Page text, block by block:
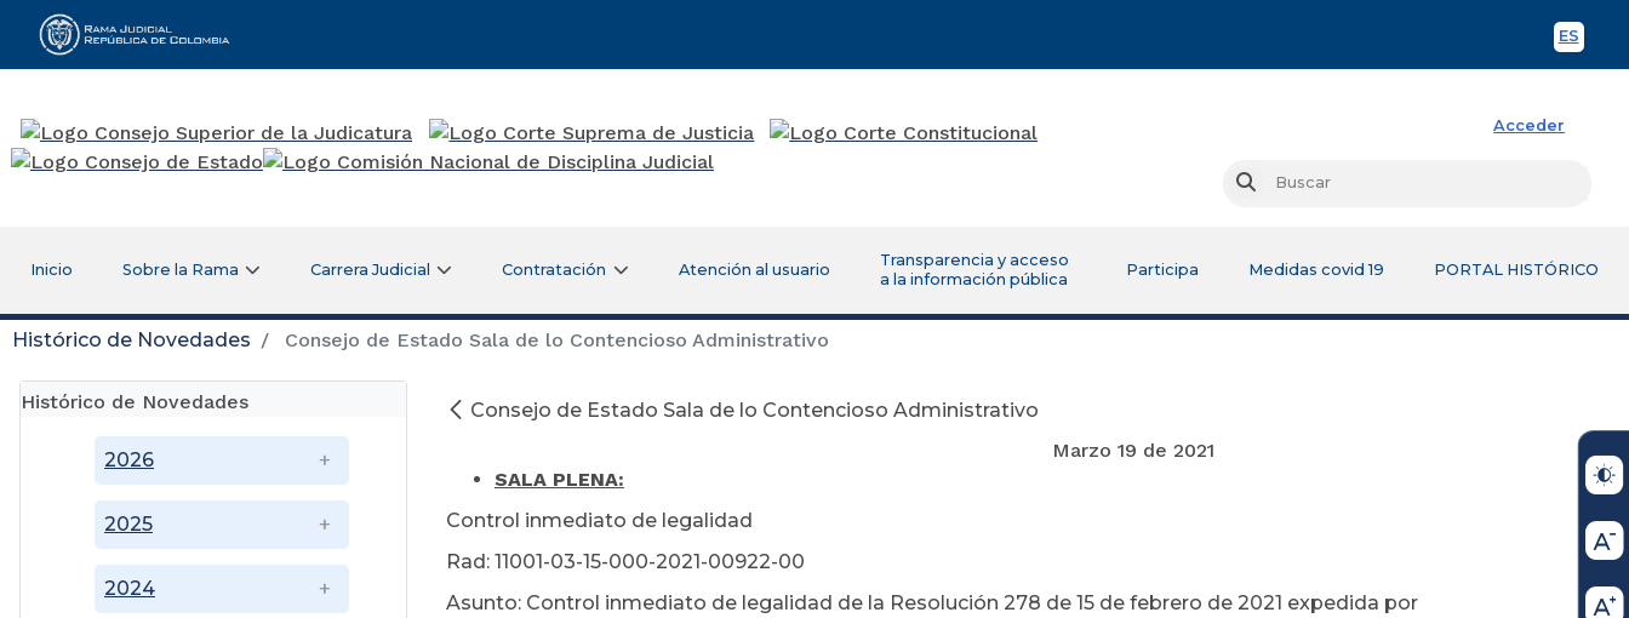
ES
Rama Judicial
Acceder
Buscar
Inicio Sobre la Rama Carrera Judicial Contratación Atención al usuario
Transparencia y acceso
a la información pública
Participa Medidas covid 19 PORTAL HISTÓRICO
Histórico de Novedades Consejo de Estado Sala de lo Contencioso Administrativo
Histórico de Novedades
2024
2025
2026
Consejo de Estado Sala de lo Contencioso Administrativo
Marzo 19 de 2021
SALA PLENA:
Control inmediato de legalidad
Rad: 11001-03-15-000-2021-00922-00
Asunto: Control inmediato de legalidad de la Resolución 278 de 15 de febrero de 2021 expedida por